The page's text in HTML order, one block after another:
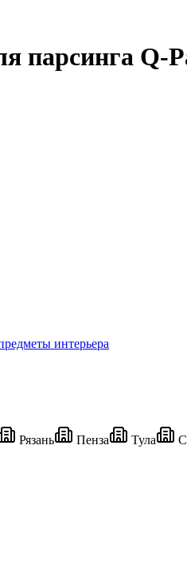
парсинга Q-
интерьера
Рязань Пенза Тула